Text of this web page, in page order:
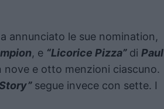
annunciato le sue nomination,
, e “Licorice Pizza” di Paul
e otto menzioni ciascuno.
segue invece con sette. I